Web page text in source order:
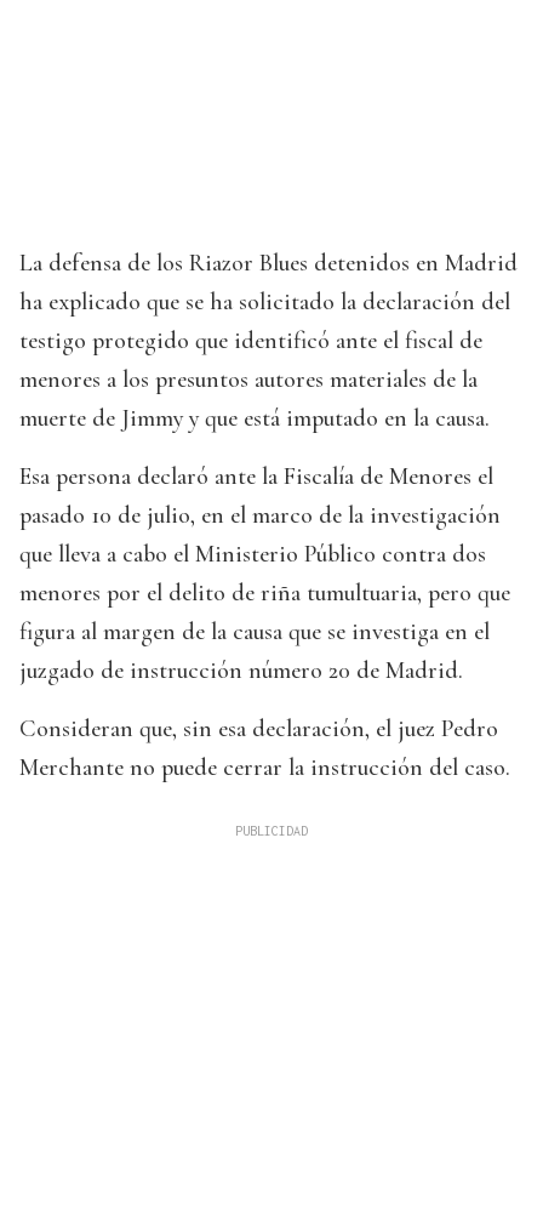
La defensa de los Riazor Blues detenidos en Madrid
ha explicado que se ha solicitado la declaración del
testigo protegido que identificó ante el fiscal de
menores a los presuntos autores materiales de la
muerte de Jimmy y que está imputado en la causa.
Esa persona declaró ante la Fiscalía de Menores el
pasado 10 de julio, en el marco de la investigación
que lleva a cabo el Ministerio Público contra dos
menores por el delito de riña tumultuaria, pero que
figura al margen de la causa que se investiga en el
juzgado de instrucción número 20 de Madrid.
Consideran que, sin esa declaración, el juez Pedro
Merchante no puede cerrar la instrucción del caso.